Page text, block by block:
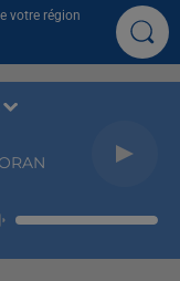
votre région